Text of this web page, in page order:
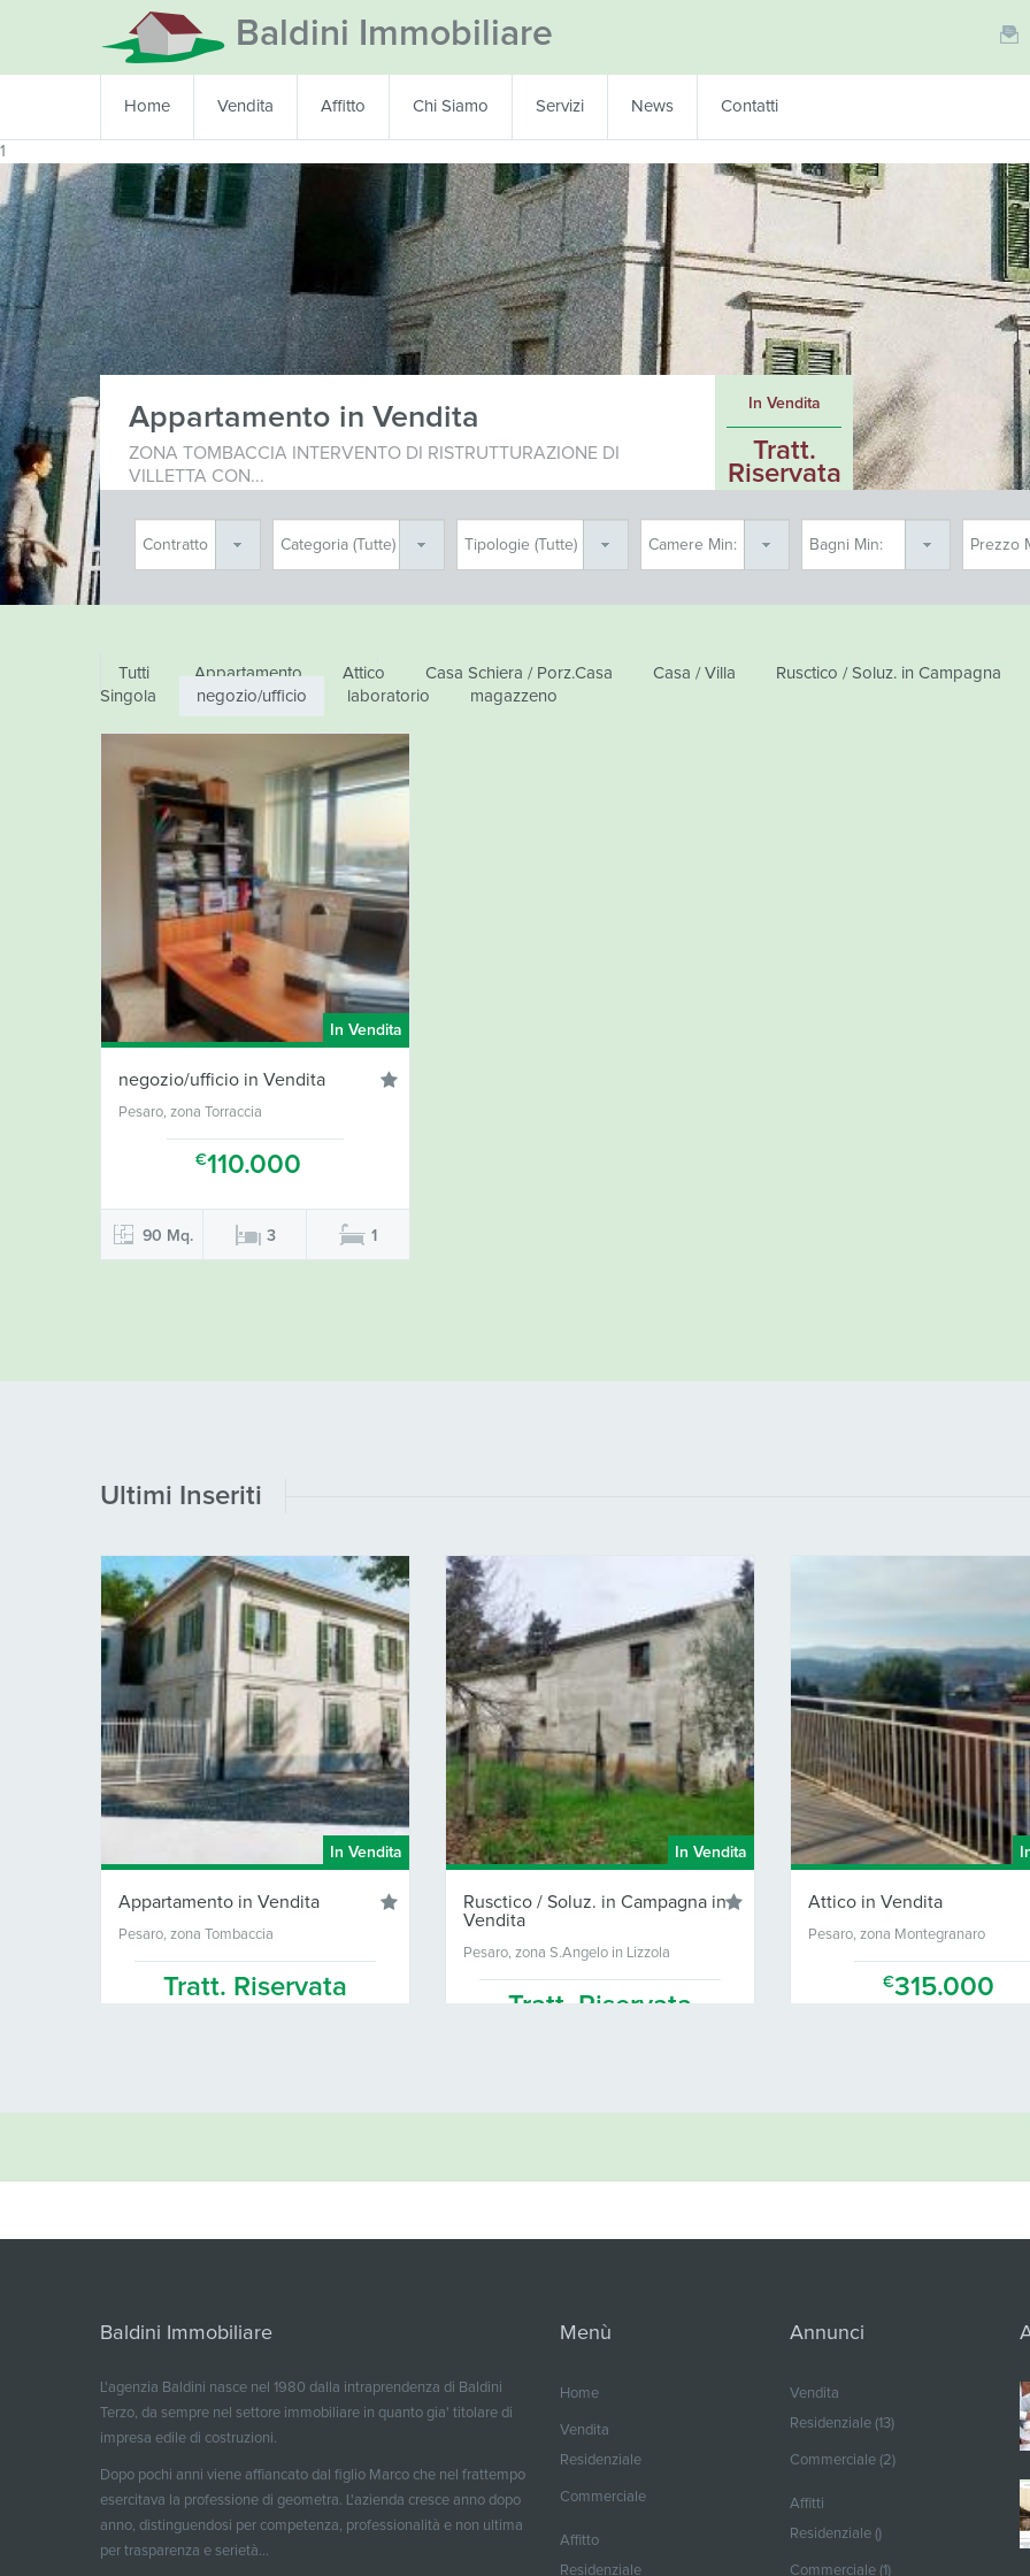
Baldini Immobiliare
Home Vendita Affitto Chi Siamo Servizi News Contatti
1
Appartamento in Vendita
ZONA TOMBACCIA INTERVENTO DI RISTRUTTURAZIONE DI
VILLETTA CON...
In Vendita
Tratt.
Riservata
Immobili in Evidenza
Tutti Appartamento Attico Casa Schiera / Porz.Casa Casa / Villa
Rusctico / Soluz. in Campagna
Singola
negozio/ufficio laboratorio magazzeno
In Vendita
negozio/ufficio in Vendita
Pesaro, zona Torraccia
€110.000
90 Mq. 3 1
Ultimi Inseriti
In Vendita
Appartamento in Vendita
Pesaro, zona Tombaccia
Tratt. Riservata
In Vendita
Rusctico / Soluz. in Campagna in
Vendita
Pesaro, zona S.Angelo in Lizzola
Tratt. Riservata
Attico in Vendita
Pesaro, zona Montegranaro
€315.000
Baldini Immobiliare
L'agenzia Baldini nasce nel 1980 dalla intraprendenza di Baldini
Terzo, da sempre nel settore immobiliare in quanto gia' titolare di
impresa edile di costruzioni.
Dopo pochi anni viene affiancato dal figlio Marco che nel frattempo
esercitava la professione di geometra. L'azienda cresce anno dopo
anno, distinguendosi per competenza, professionalità e non ultima
per trasparenza e serietà...
Menù
Home
Vendita
Residenziale
Commerciale
Affitto
Residenziale
Annunci
Vendita
Residenziale (13)
Commerciale (2)
Affitti
Residenziale ()
Commerciale (1)